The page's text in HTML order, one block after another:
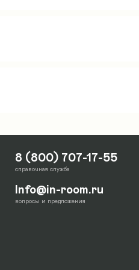
8 (800) 707-17-55
справочная служба
Info@in-room.ru
вопросы и предложения